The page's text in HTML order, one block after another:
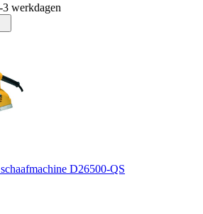
werkdagen
D26500-QS